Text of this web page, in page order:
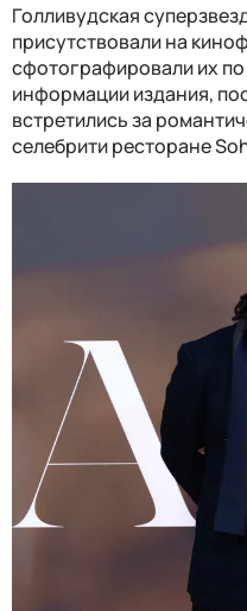
Голливудская
присутствовали на
сфотографировали их
информации издания,
встретились за
селебрити ресторане